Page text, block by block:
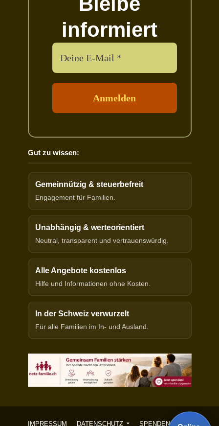
informiert
Gut zu wissen:
Gemeinnützig & steuerbefreit
Engagement für Familien.
Unabhängig & werteorientiert
Neutral, transparent und vertrauenswürdig.
Alle Angebote kostenlos
Hilfe und Informationen ohne Kosten.
In der Schweiz verwurzelt
Für alle Familien im In- und Ausland.
IMPRESSUM DATENSCHUTZ SPENDEN